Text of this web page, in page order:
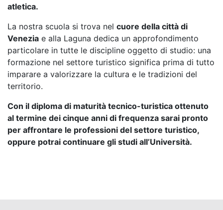
atletica.
La nostra scuola si trova nel cuore della città di
Venezia e alla Laguna dedica un approfondimento
particolare in tutte le discipline oggetto di studio: una
formazione nel settore turistico significa prima di tutto
imparare a valorizzare la cultura e le tradizioni del
territorio.
Con il diploma di maturità tecnico-turistica ottenuto
al termine dei cinque anni di frequenza sarai pronto
per affrontare le professioni del settore turistico,
oppure potrai continuare gli studi all’Università.